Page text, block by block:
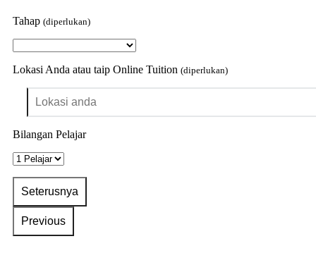
Tahap (diperlukan)
Lokasi Anda atau taip Online Tuition (diperlukan)
Bilangan Pelajar